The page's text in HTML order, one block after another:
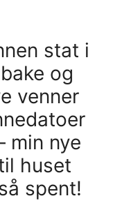
stat i
og
venner
min nye
huset
spent!